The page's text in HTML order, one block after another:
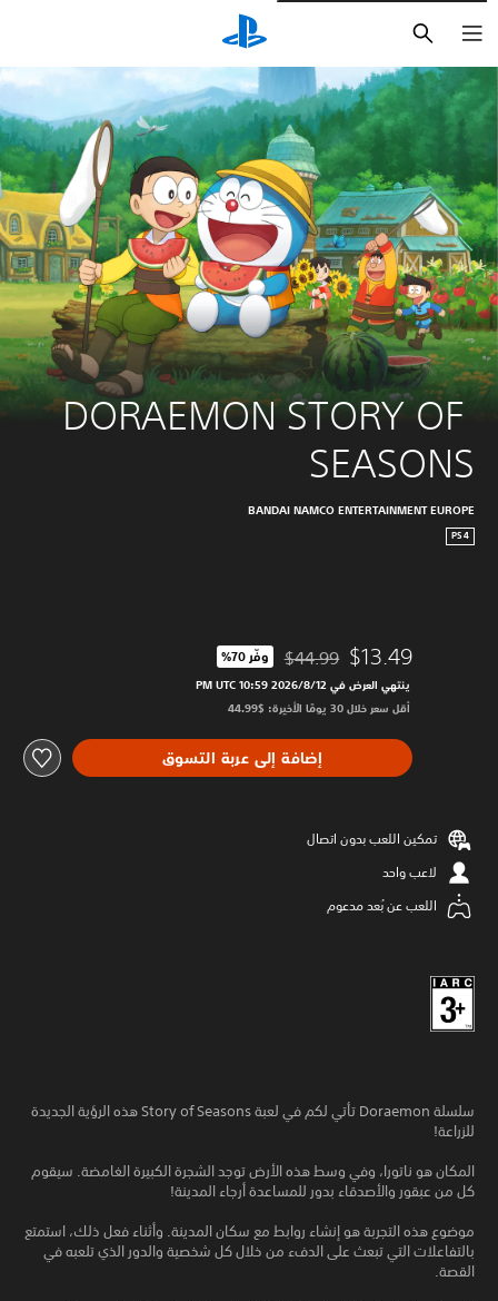
DORAEMON STORY OF
SEASONS
BANDAI NAMCO ENTERTAINMENT EUROPE
PS4
$13.49 مخصوم من السعر الأصلي البالغ $44.99‏
$44.99 وفّر 70%‏
ينتهي العرض في 12‏/8‏/2026 10:59 PM UTC‏
أقل سعر خلال 30 يومًا الأخيرة: $44.99‏
إضافة إلى عربة التسوق
تمكين اللعب بدون اتصال
لاعب واحد
اللعب عن بُعد مدعوم
سلسلة Doraemon تأتي لكم في لعبة Story of Seasons هذه الرؤية الجديدة
للزراعة!
المكان هو ناتورا، وفي وسط هذه الأرض توجد الشجرة الكبيرة الغامضة. سيقوم
كل من عبقور والأصدقاء بدور للمساعدة أرجاء المدينة!
موضوع هذه التجربة هو إنشاء روابط مع سكان المدينة. وأثناء فعل ذلك، استمتع
بالتفاعلات التي تبعث على الدفء من خلال كل شخصية والدور الذي تلعبه في
القصة.